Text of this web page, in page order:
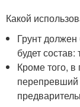
Какой
Грунт
будет
Кроме того,
перепревший